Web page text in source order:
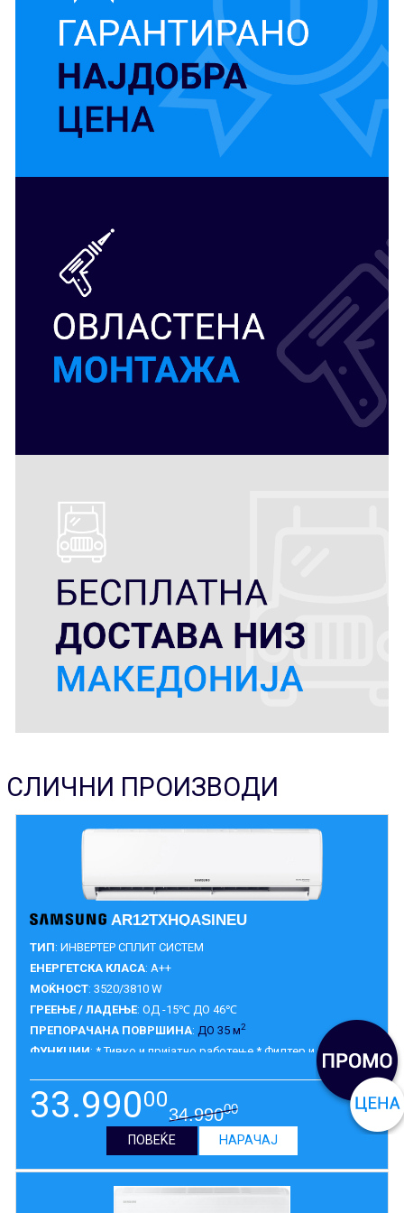
СЛИЧНИ ПРОИЗВОДИ
AR12TXHQASINEU
ТИП: ИНВЕРТЕР СПЛИТ СИСТЕМ
ЕНЕРГЕТСКА КЛАСА: A++
МОЌНОСТ: 3520/3810 W
ГРЕЕЊЕ / ЛАДЕЊЕ: ОД -15℃ ДО 46℃
ПРЕПОРАЧАНА ПОВРШИНА: ДО 35 м2
ФУНКЦИИ: * Тивко и пријатно работење * Филтер и пријатно
33.99000
34.99000
ПОВЕЌЕ НАРАЧАЈ